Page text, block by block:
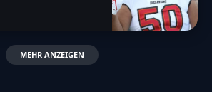
MEHR ANZEIGEN